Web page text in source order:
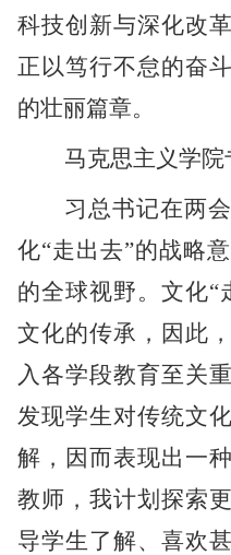
科技创新与深化改
正以笃行不怠的奋
的壮丽篇章。
马克思主义学院
习总书记在两
化“走出去”的战略
的全球视野。文化“
文化的传承，因此
入各学段教育至关
发现学生对传统文
解，因而表现出一
教师，我计划探索
导学生了解、喜欢